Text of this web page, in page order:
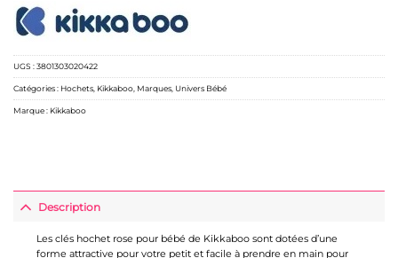
UGS :3801303020422
Catégories : Hochets Kikkaboo Marques Univers Bébé
Marque : Kikkaboo
Description
Les clés hochet rose pour bébé de Kikkaboo sont dotées d’une
forme attractive pour votre petit et facile à prendre en main pour